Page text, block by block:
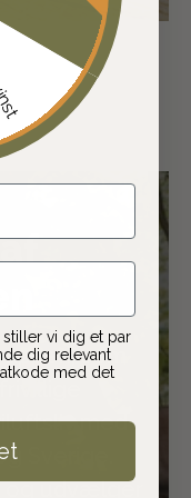
som
med
Sverige.
og udvælger
vi dig et par
dig relevant
med det